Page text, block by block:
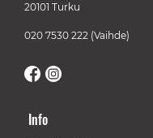
20101 Turku
020 7530 222 (Vaihde)
Info